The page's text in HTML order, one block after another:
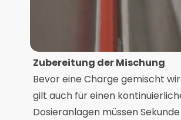
Zubereitung der Mischung
Bevor eine Charge gemischt
gilt auch für einen
Dosieranlagen müssen